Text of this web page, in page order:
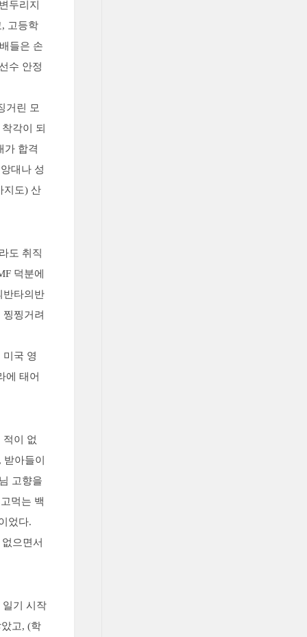
두리지
고등학
들은 손
수 안정
거린 모
각이 되
가 합격
대나 성
지도) 산
도 취직
덕분에
반타의반
찡거려
국 영
에 태어
이 없
아들이
고향을
먹는 백
었다.
으면서
일기 시작
고, (학